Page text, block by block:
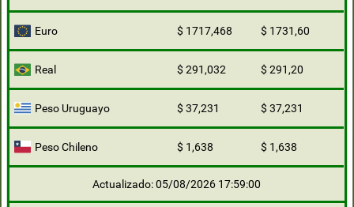
Euro $ 1717,468 $ 1731,60
Real $ 291,032 $ 291,20
Peso Uruguayo $ 37,231 $ 37,231
Peso Chileno $ 1,638 $ 1,638
Actualizado: 05/08/2026 17:59:00